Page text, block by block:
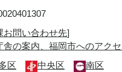
お問い合わせ先]
舎の案内、福岡市へのアクセ
区 中央区 南区